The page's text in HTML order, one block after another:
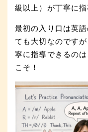
級以上）が丁寧に指
最初の入り口は英
ても大切なのです
寧に指導できるの
こそ！